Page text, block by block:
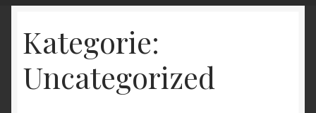
Kategorie:
Uncategorized